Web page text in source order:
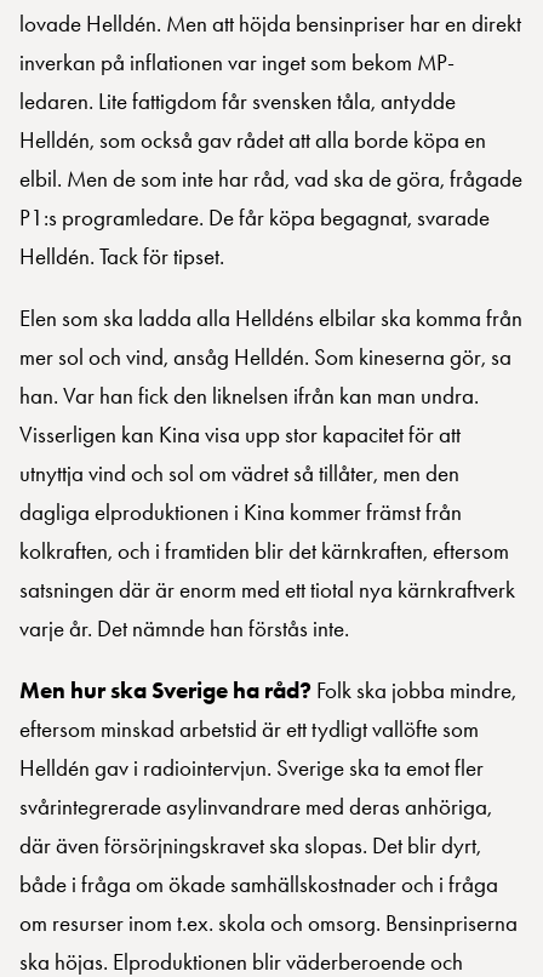
lovade Helldén. Men att höjda bensinpriser har en direkt
inverkan på inflationen var inget som bekom MP-
ledaren. Lite fattigdom får svensken tåla, antydde
Helldén, som också gav rådet att alla borde köpa en
elbil. Men de som inte har råd, vad ska de göra, frågade
P1:s programledare. De får köpa begagnat, svarade
Helldén. Tack för tipset.
Elen som ska ladda alla Helldéns elbilar ska komma från
mer sol och vind, ansåg Helldén. Som kineserna gör, sa
han. Var han fick den liknelsen ifrån kan man undra.
Visserligen kan Kina visa upp stor kapacitet för att
utnyttja vind och sol om vädret så tillåter, men den
dagliga elproduktionen i Kina kommer främst från
kolkraften, och i framtiden blir det kärnkraften, eftersom
satsningen där är enorm med ett tiotal nya kärnkraftverk
varje år. Det nämnde han förstås inte.
Men hur ska Sverige ha råd? Folk ska jobba mindre,
eftersom minskad arbetstid är ett tydligt vallöfte som
Helldén gav i radiointervjun. Sverige ska ta emot fler
svårintegrerade asylinvandrare med deras anhöriga,
där även försörjningskravet ska slopas. Det blir dyrt,
både i fråga om ökade samhällskostnader och i fråga
om resurser inom t.ex. skola och omsorg. Bensinpriserna
ska höjas. Elproduktionen blir väderberoende och